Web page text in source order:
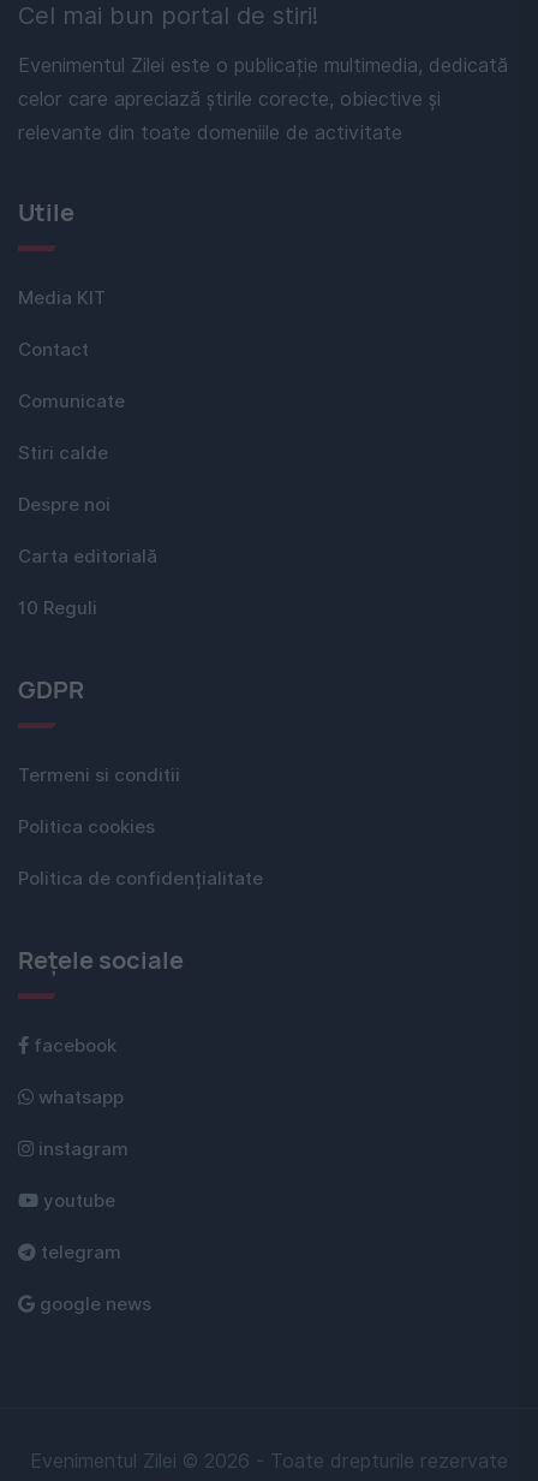
Cel mai bun portal de stiri!
Evenimentul Zilei este o publicație multimedia, dedicată
celor care apreciază știrile corecte, obiective și
relevante din toate domeniile de activitate
Utile
Media KIT
Contact
Comunicate
Stiri calde
Despre noi
Carta editorială
10 Reguli
GDPR
Termeni si conditii
Politica cookies
Politica de confidențialitate
Rețele sociale
facebook
whatsapp
instagram
youtube
telegram
google news
Evenimentul Zilei © 2026 - Toate drepturile rezervate